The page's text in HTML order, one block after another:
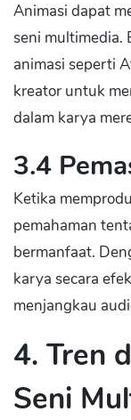
Animasi dapat
seni multimedia.
animasi seperti
kreator untuk
dalam karya
3.4
Ketika
pemahaman
bermanfaat.
karya secara
menjangkau
4. Tren
Seni